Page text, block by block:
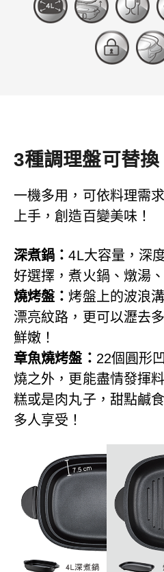
3種調理盤可替換
一機多用，可依料理需
上手，創造百變美味！
深煮鍋：4L大容量，深
好選擇，煮火鍋、燉湯
燒烤盤：烤盤上的波浪
漂亮紋路，更可以瀝去
鮮嫩！
章魚燒烤盤： 22個圓形
燒之外，更能盡情發揮
糕或是肉丸子，甜點鹹
多人享受！